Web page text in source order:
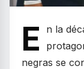
E
n la
negras se